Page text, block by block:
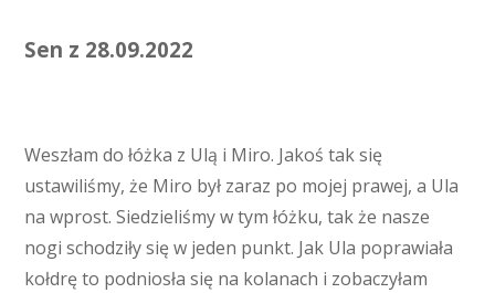
Sen z 28.09.2022
Weszłam do łóżka z Ulą i Miro. Jakoś tak się
ustawiliśmy, że Miro był zaraz po mojej prawej, a Ula
na wprost. Siedzieliśmy w tym łóżku, tak że nasze
nogi schodziły się w jeden punkt. Jak Ula poprawiała
kołdrę to podniosła się na kolanach i zobaczyłam